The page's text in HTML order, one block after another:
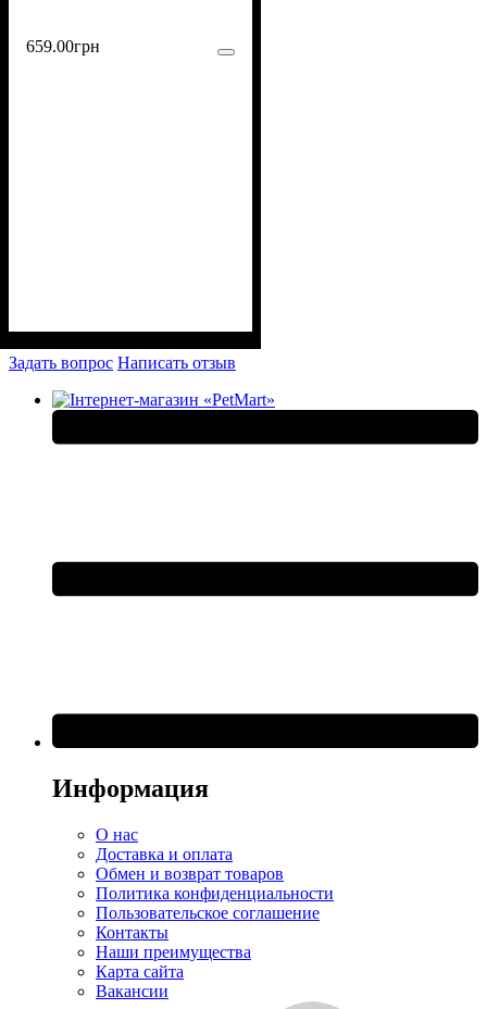
659.00грн
Задать вопрос Написать отзыв
Информация
О нас
Доставка и оплата
Обмен и возврат товаров
Политика конфиденциальности
Пользовательское соглашение
Контакты
Наши преимущества
Карта сайта
Вакансии